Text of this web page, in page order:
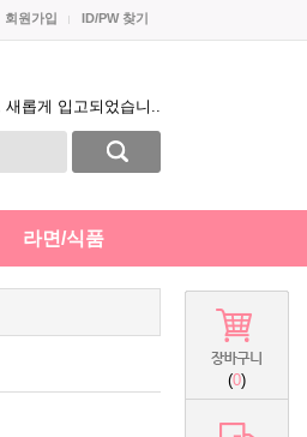
회원가입 ID/PW 찾기
지~~
즈 새롭게 입고 되었..
롭게 입고되었습니..
지~~
즈 새롭게 입고 되었..
라면/식품
(0)